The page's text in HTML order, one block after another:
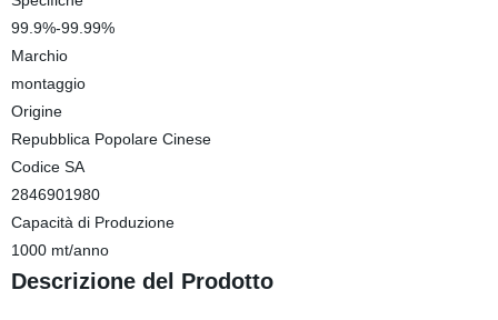
99.9%-99.99%
Marchio
montaggio
Origine
Repubblica Popolare Cinese
Codice SA
2846901980
Capacità di Produzione
1000 mt/anno
Descrizione del Prodotto